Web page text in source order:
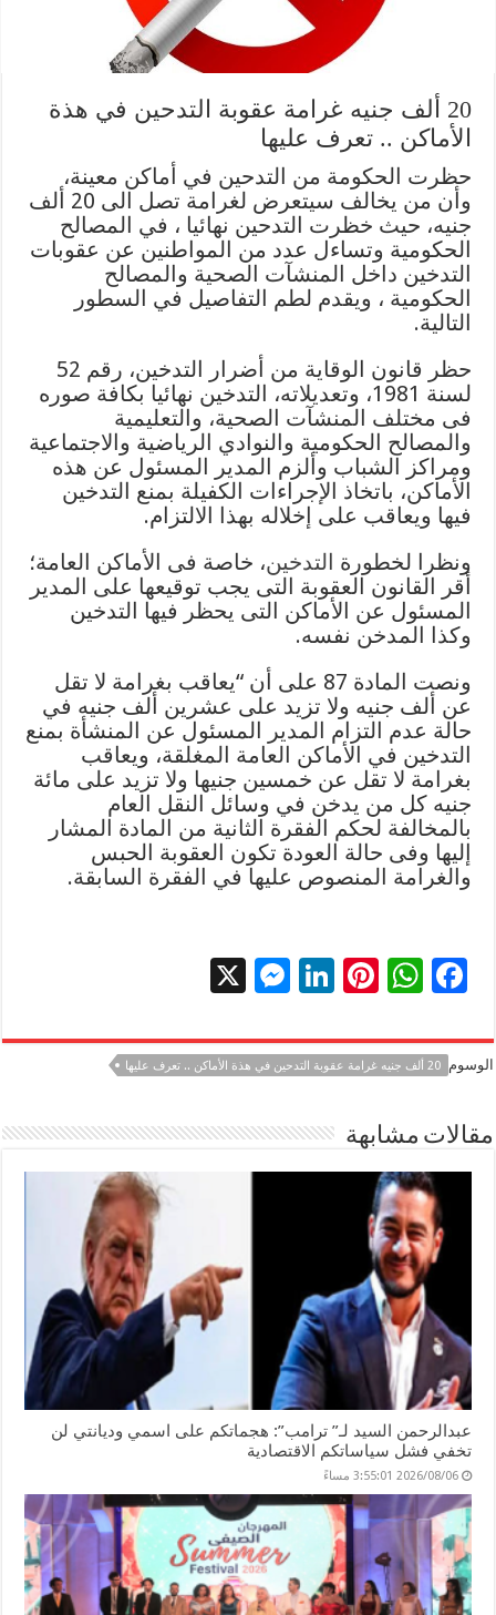
20 ألف جنيه غرامة عقوبة التدحين في هذة
الأماكن .. تعرف عليها
حظرت الحكومة من التدحين في أماكن معينة،
وأن من يخالف سيتعرض لغرامة تصل الى 20 ألف
جنيه، حيث خظرت التدحين نهائيا ، في المصالح
الحكومية وتساءل عدد من المواطنين عن عقوبات
التدخين داخل المنشآت الصحية والمصالح
الحكومية ، ويقدم لطم التفاصيل في السطور
التالية.
حظر قانون الوقاية من أضرار التدخين، رقم 52
لسنة 1981، وتعديلاته، التدخين نهائيا بكافة صوره
فى مختلف المنشآت الصحية، والتعليمية
والمصالح الحكومية والنوادي الرياضية والاجتماعية
ومراكز الشباب وألزم المدير المسئول عن هذه
الأماكن، باتخاذ الإجراءات الكفيلة بمنع التدخين
فيها ويعاقب على إخلاله بهذا الالتزام.
ونظرا لخطورة التدخين، خاصة فى الأماكن العامة؛
أقر القانون العقوبة التى يجب توقيعها على المدير
المسئول عن الأماكن التى يحظر فيها التدخين
وكذا المدخن نفسه.
ونصت المادة 87 على أن “يعاقب بغرامة لا تقل
عن ألف جنيه ولا تزيد على عشرين ألف جنيه في
حالة عدم التزام المدير المسئول عن المنشأة بمنع
التدخين في الأماكن العامة المغلقة، ويعاقب
بغرامة لا تقل عن خمسين جنيها ولا تزيد على مائة
جنيه كل من يدخن في وسائل النقل العام
بالمخالفة لحكم الفقرة الثانية من المادة المشار
إليها وفى حالة العودة تكون العقوبة الحبس
والغرامة المنصوص عليها في الفقرة السابقة.
F
e
b
o
k
W
at
sA
p
p
Pi
er
es
t
Li
k
e
dI
n
M
se
n
g
er
الوسوم 20 ألف جنيه غرامة عقوبة التدحين في هذة الأماكن .. تعرف عليها
مقالات مشابهة
عبدالرحمن السيد لـ” ترامب”: هجماتكم على اسمي وديانتي لن
تخفي فشل سياساتكم الاقتصادية
2026/08/06 3:55:01 مساءً